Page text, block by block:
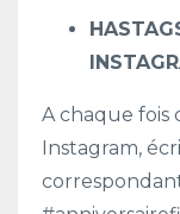
A chaque fois
Instagram,